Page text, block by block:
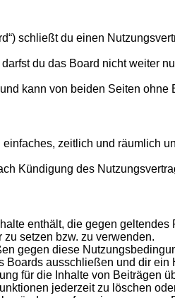
schließt du einen
du das Board nicht weiter
kann von beiden Seiten
zeitlich und räumlich
Kündigung des
enthält, die gegen
setzen bzw. zu verwenden.
gegen diese
ausschließen und dir ein
für die Inhalte von Beiträgen
jederzeit zu löschen